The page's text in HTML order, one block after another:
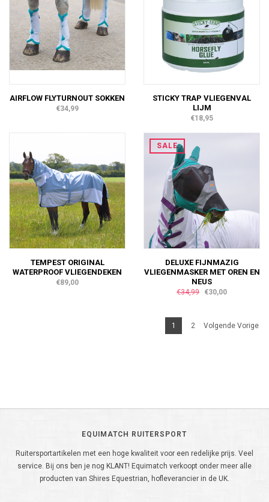
AIRFLOW FLYTURNOUT SOKKEN
€34,99
STICKY TRAP VLIEGENVAL
LIJM
€18,95
TEMPEST ORIGINAL
WATERPROOF VLIEGENDEKEN
€89,00
SALE
DELUXE FIJNMAZIG
VLIEGENMASKER MET OREN EN
NEUS
€34,99 €30,00
1 2 Volgende Vorige
EQUIMATCH RUITERSPORT
Ruitersportartikelen met een hoge kwaliteit voor een redelijke prijs. Veel
service. Bij ons ben je nog KLANT! Equimatch verkoopt onder meer alle
producten van Shires Equestrian, hofleverancier in de UK.